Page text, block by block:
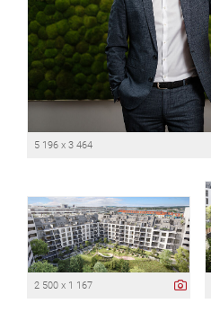
5 196 x 3 464
2 500 x 1 167